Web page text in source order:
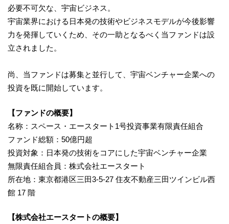
必要不可欠な、宇宙ビジネス。
宇宙業界における日本発の技術やビジネスモデルが今後影響
力を発揮していくため、その一助となるべく当ファンドは設
立されました。
尚、当ファンドは募集と並行して、宇宙ベンチャー企業への
投資を既に開始しています。
【ファンドの概要】
名称：スペース・エースタート1号投資事業有限責任組合
ファンド総額：50億円超
投資対象：日本発の技術をコアにした宇宙ベンチャー企業
無限責任組合員：株式会社エースタート
所在地：東京都港区三田3-5-27 住友不動産三田ツインビル西
館 17 階
【株式会社エースタートの概要】